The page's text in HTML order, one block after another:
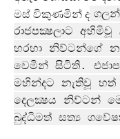
මස් විකුණමින් ද
රාජපක්‍ෂලාට
හරහා නිව්ටන්ගේ
වෙමින් සිටිති.
මහින්දට නැතිවූ
දෙලක්‍ෂය නිව්ටන්
බුද්ධිමත් සත්‍ය